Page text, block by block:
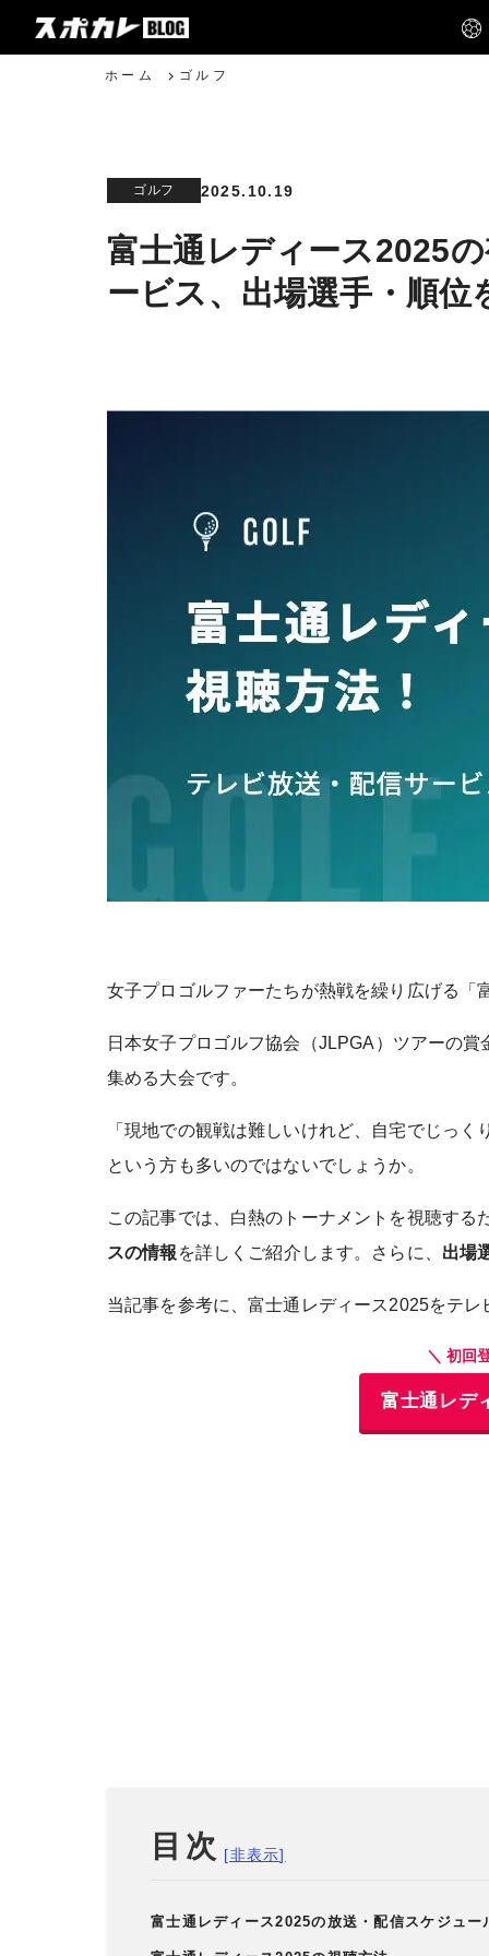
ホーム ゴルフ
ゴルフ 2025.10.19
富士通レディース2025
ービス、出場選手・順位
女子プロゴルファーたちが熱戦を繰り広げる
日本女子プロゴルフ協会（JLPGA）ツアーの
集める大会です。
「現地での観戦は難しいけれど、自宅でじっ
という方も多いのではないでしょうか。
この記事では、白熱のトーナメントを視聴する
スの情報 を詳しくご紹介します。さらに、 出場
当記事を参考に、富士通レディース2025をテ
＼ 初回
富士通レデ
目次
富士通レディース2025の放送・配信スケジュー